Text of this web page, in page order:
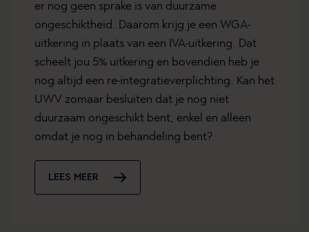
er nog geen sprake is van duurzame
ongeschiktheid. Daarom krijg je een WGA-
uitkering in plaats van een IVA-uitkering. Dat
scheelt jou 5% uitkering en bovendien heb je
nog altijd een re-integratieverplichting. Kan het
UWV zomaar besluiten dat je nog niet
duurzaam ongeschikt bent, enkel en alleen
omdat je nog in behandeling bent?
LEES MEER